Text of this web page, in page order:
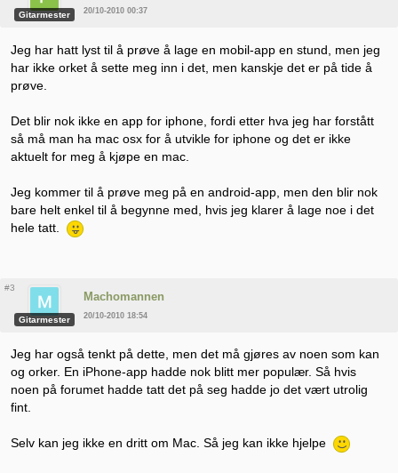
Gitarmester 20/10-2010 00:37
Jeg har hatt lyst til å prøve å lage en mobil-app en stund, men jeg
har ikke orket å sette meg inn i det, men kanskje det er på tide å
prøve.
Det blir nok ikke en app for iphone, fordi etter hva jeg har forstått
så må man ha mac osx for å utvikle for iphone og det er ikke
aktuelt for meg å kjøpe en mac.
Jeg kommer til å prøve meg på en android-app, men den blir nok
bare helt enkel til å begynne med, hvis jeg klarer å lage noe i det
hele tatt.
#3
Gitarmester
Machomannen
20/10-2010 18:54
Jeg har også tenkt på dette, men det må gjøres av noen som kan
og orker. En iPhone-app hadde nok blitt mer populær. Så hvis
noen på forumet hadde tatt det på seg hadde jo det vært utrolig
fint.
Selv kan jeg ikke en dritt om Mac. Så jeg kan ikke hjelpe